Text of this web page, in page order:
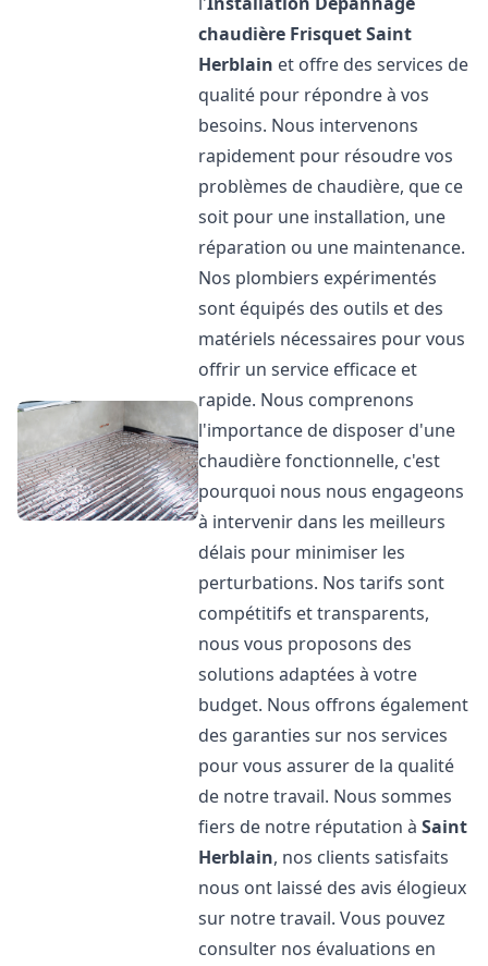
chaudière FrisquetSaint
Herblain et offre des services de
qualité pour répondre à vos
besoins. Nous intervenons
rapidement pour résoudre vos
problèmes de chaudière, que ce
soit pour une installation, une
réparation ou une maintenance.
Nos plombiers expérimentés
sont équipés des outils et des
matériels nécessaires pour vous
offrir un service efficace et
rapide. Nous comprenons
l'importance de disposer d'une
chaudière fonctionnelle, c'est
pourquoi nous nous engageons
à intervenir dans les meilleurs
délais pour minimiser les
perturbations. Nos tarifs sont
compétitifs et transparents,
nous vous proposons des
solutions adaptées à votre
budget. Nous offrons également
des garanties sur nos services
pour vous assurer de la qualité
de notre travail. Nous sommes
fiers de notre réputation àSaint
Herblain, nos clients satisfaits
nous ont laissé des avis élogieux
sur notre travail. Vous pouvez
consulter nos évaluations en